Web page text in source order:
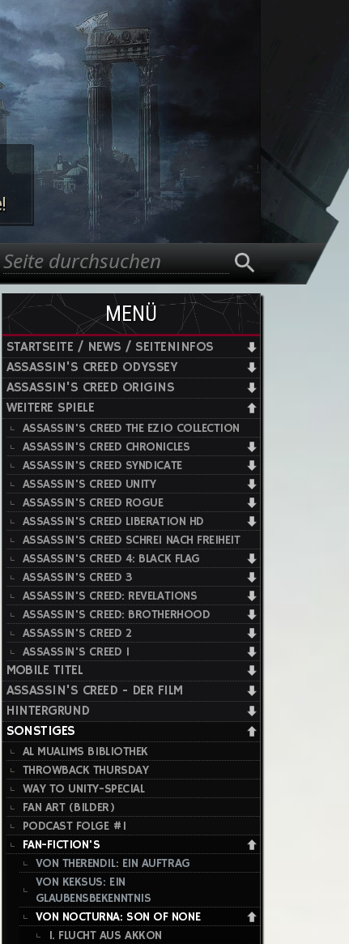
Suche
MENÜ
STARTSEITE / NEWS / SEITENINFOS
ASSASSIN'S CREED ODYSSEY
ASSASSIN'S CREED ORIGINS
WEITERE SPIELE
ASSASSIN'S CREED THE EZIO COLLECTION
ASSASSIN'S CREED CHRONICLES
ASSASSIN'S CREED SYNDICATE
ASSASSIN'S CREED UNITY
ASSASSIN'S CREED ROGUE
ASSASSIN'S CREED LIBERATION HD
ASSASSIN'S CREED SCHREI NACH FREIHEIT
ASSASSIN'S CREED 4: BLACK FLAG
ASSASSIN'S CREED 3
ASSASSIN'S CREED: REVELATIONS
ASSASSIN'S CREED: BROTHERHOOD
ASSASSIN'S CREED 2
ASSASSIN'S CREED 1
MOBILE TITEL
ASSASSIN'S CREED - DER FILM
HINTERGRUND
SONSTIGES
AL MUALIMS BIBLIOTHEK
THROWBACK THURSDAY
WAY TO UNITY-SPECIAL
FAN ART (BILDER)
PODCAST FOLGE #1
FAN-FICTION'S
VON THERENDIL: EIN AUFTRAG
VON KEKSUS: EIN
GLAUBENSBEKENNTNIS
VON NOCTURNA: SON OF NONE
1. FLUCHT AUS AKKON